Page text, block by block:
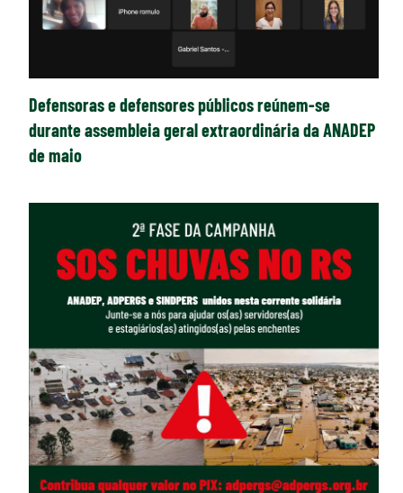
Defensoras e defensores públicos reúnem-se
durante assembleia geral extraordinária da ANADEP
de maio